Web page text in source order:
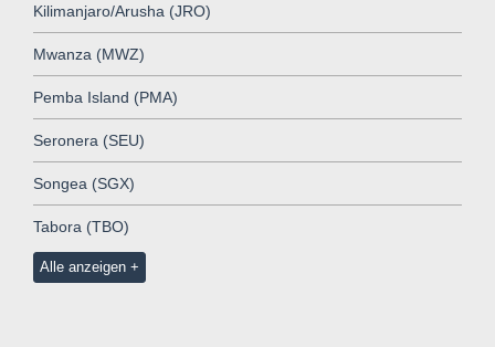
Kilimanjaro/Arusha (JRO)
Mwanza (MWZ)
Pemba Island (PMA)
Seronera (SEU)
Songea (SGX)
Tabora (TBO)
Alle anzeigen